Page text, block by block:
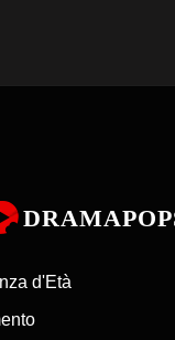
Performance
di passione online su
le poste romantiche e
d'Età